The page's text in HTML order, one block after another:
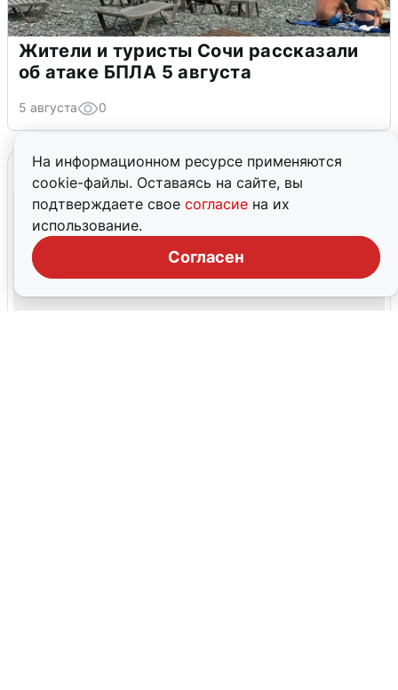
На информационном ресурсе применяются
cookie-файлы. Оставаясь на сайте, вы
подтверждаете свое согласие на их
использование.
Согласен
Жители и туристы Сочи рассказали
об атаке БПЛА 5 августа
5 августа 0